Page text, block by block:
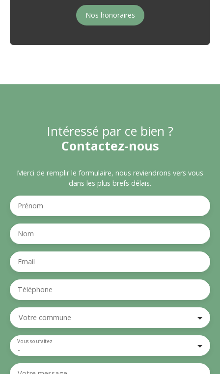
Nos honoraires
Intéressé par ce bien ?
Contactez-nous
Merci de remplir le formulaire, nous reviendrons vers vous
dans les plus brefs délais.
Prénom
Nom
Email
Téléphone
Votre commune
-
Vous souhaitez